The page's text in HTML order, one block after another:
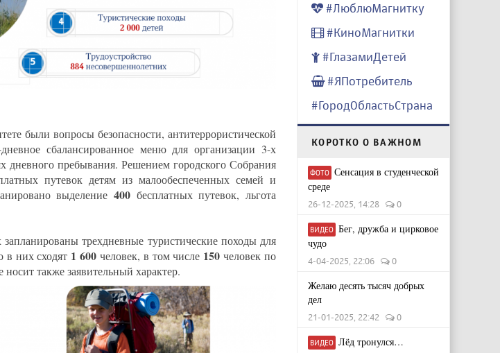
были вопросы безопасности, антитеррористической
сбалансированное меню для организации 3-х
дневного пребывания. Решением городского Собрания
путевок детям из малообеспеченных семей и
выделение 400 бесплатных путевок, льгота
трехдневные туристические походы для
в них сходят 1 600 человек, в том числе 150 человек по
также заявительный характер.
#ЛюблюМагнитку
#КиноМагнитки
#ГлазамиДетей
#ЯПотребитель
#ГородОбластьСтрана
КОРОТКО О ВАЖНОМ
ФОТО Сенсация в студенческой
среде
26-12-2025, 14:28 0
ВИДЕО Бег, дружба и цирковое
чудо
4-04-2025, 22:06 0
Желаю десять тысяч добрых
дел
21-01-2025, 22:42 0
ВИДЕО Лёд тронулся…